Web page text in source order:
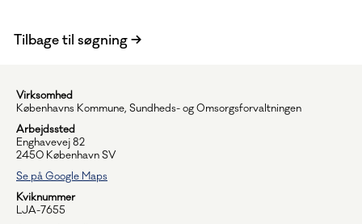
Tilbage til søgning
Virksomhed
Københavns Kommune, Sundheds- og Omsorgsforvaltningen
Arbejdssted
Enghavevej 82
2450 København SV
Se på Google Maps
Kviknummer
LJA-7655